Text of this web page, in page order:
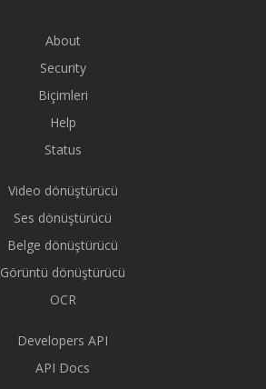
About
Security
Biçimleri
Help
Status
Video dönüştürücü
Ses dönüştürücü
Belge dönüştürücü
Görüntü dönüştürücü
OCR
Developers API
API Docs